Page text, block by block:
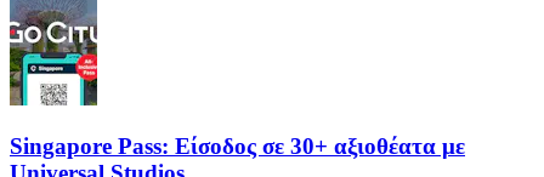
Singapore Pass: Είσοδος σε 30+ αξιοθέατα με